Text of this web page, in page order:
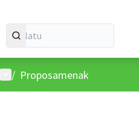
Parte-hartzailearen menua
/ Proposamenak